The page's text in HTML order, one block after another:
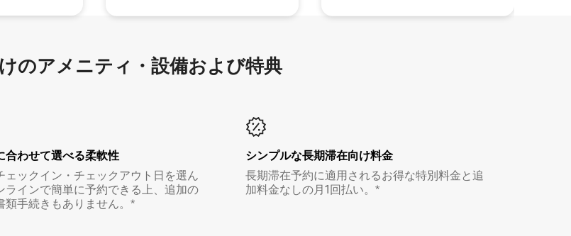
のア⁠メ⁠ニ⁠テ⁠ィ⁠・設⁠備⁠および特⁠典
合わせて選べる柔軟性
ェックイン・チェックアウト日を選ん
ラインで簡単に予約できる上、追加の
類手続きもありません。*
シンプルな長期滞在向け料金
長期滞在予約に適用されるお得な特別料金と追
加料金なしの月1回払い。*